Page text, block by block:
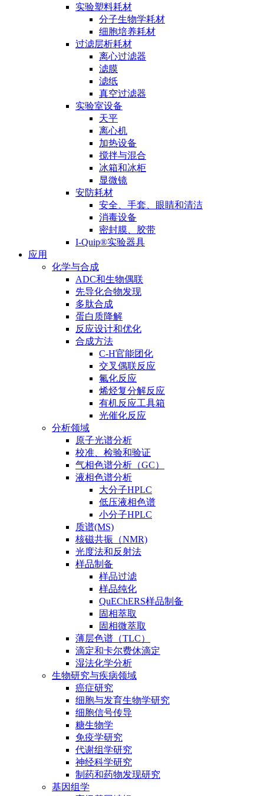
实验塑料耗材
分子生物学耗材
细胞培养耗材
过滤层析耗材
离心过滤器
滤膜
滤纸
真空过滤器
实验室设备
天平
离心机
加热设备
搅拌与混合
冰箱和冰柜
显微镜
安防耗材
安全、手套、眼睛和清洁
消毒设备
密封膜、胶带
I-Quip®️实验器具
应用
化学与合成
ADC和生物偶联
先导化合物发现
多肽合成
蛋白质降解
反应设计和优化
合成方法
C-H官能团化
交叉偶联反应
氟化反应
烯烃复分解反应
有机反应工具箱
光催化反应
分析领域
原子光谱分析
校准、检验和验证
气相色谱分析（GC）
液相色谱分析
大分子HPLC
低压液相色谱
小分子HPLC
质谱(MS)
核磁共振（NMR)
光度法和反射法
样品制备
样品过滤
样品纯化
QuEChERS样品制备
固相萃取
固相微萃取
薄层色谱（TLC）
滴定和卡尔费休滴定
湿法化学分析
生物研究与疾病领域
癌症研究
细胞与发育生物学研究
细胞信号传导
糖生物学
免疫学研究
代谢组学研究
神经科学研究
制药和药物发现研究
基因组学